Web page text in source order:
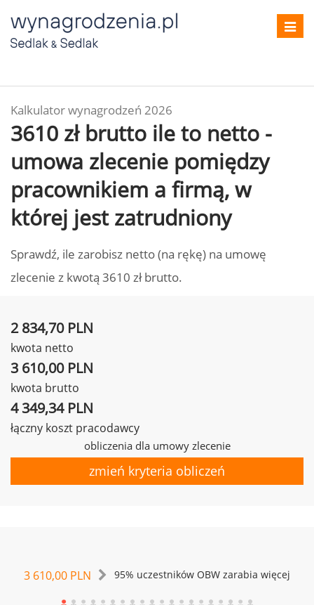
Kalkulator wynagrodzeń 2026
3610 zł brutto ile to netto -
umowa zlecenie pomiędzy
pracownikiem a firmą, w
której jest zatrudniony
Sprawdź, ile zarobisz netto (na rękę) na umowę
zlecenie z kwotą 3610 zł brutto.
2 834,70 PLN
kwota netto
3 610,00 PLN
kwota brutto
4 349,34 PLN
łączny koszt pracodawcy
obliczenia dla umowy zlecenie
zmień kryteria obliczeń
3 610,00 PLN 95% uczestników OBW zarabia więcej